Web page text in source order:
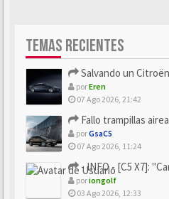
TEMAS RECIENTES
Salvando un Citroën C5 del
porEren
07 Ago 2026, 21:42
Fallo trampillas
porGsaC5
07 Ago 2026, 11:24
- INFO - [C5 X7]:
poriongolf
03 Ago 2026, 12:33